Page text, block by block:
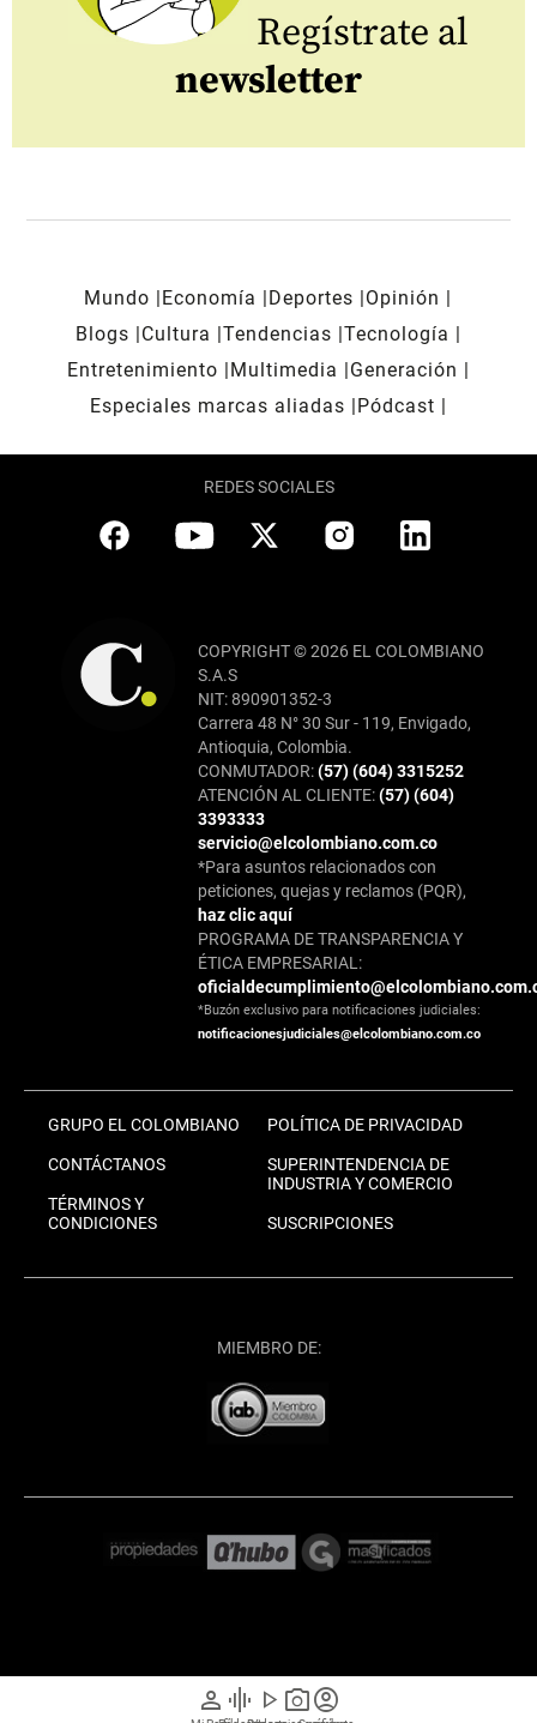
person graphic_eq play_arrow photo_cameraaccount_circle
Regístrate al
newsletter
Mundo Economía Deportes
Opinión
Blogs
Cultura Tendencias Tecnología
Entretenimiento
Multimedia
Generación
Especiales marcas aliadas
Pódcast
REDES SOCIALES
COPYRIGHT © 2026 EL COLOMBIANO
S.A.S
NIT: 890901352-3
Carrera 48 N° 30 Sur - 119, Envigado,
Antioquia, Colombia.
CONMUTADOR:(57) (604) 3315252
ATENCIÓN AL CLIENTE:(57) (604)
3393333
servicio@elcolombiano.com.co
*Para asuntos relacionados con
peticiones, quejas y reclamos (PQR),
haz clic aquí
PROGRAMA DE TRANSPARENCIA Y
ÉTICA EMPRESARIAL:
*Buzón exclusivo para notificaciones judiciales:
notificacionesjudiciales@elcolombiano.com.co
GRUPO EL COLOMBIANO
CONTÁCTANOS
TÉRMINOS Y
CONDICIONES
POLÍTICA DE PRIVACIDAD
SUPERINTENDENCIA DE
INDUSTRIA Y COMERCIO
SUSCRIPCIONES
MIEMBRO DE: